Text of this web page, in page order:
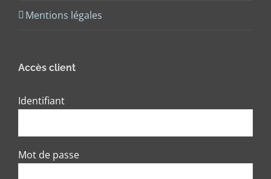
Mentions légales
Accès client
Identifiant
Mot de passe